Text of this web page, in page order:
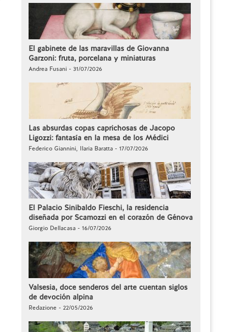
El gabinete de las maravillas de Giovanna
Garzoni: fruta, porcelana y miniaturas
Andrea Fusani - 31/07/2026
Las absurdas copas caprichosas de Jacopo
Ligozzi: fantasía en la mesa de los Médici
Federico Giannini, Ilaria Baratta - 17/07/2026
El Palacio Sinibaldo Fieschi, la residencia
diseñada por Scamozzi en el corazón de Génova
Giorgio Dellacasa - 16/07/2026
Valsesia, doce senderos del arte cuentan siglos
de devoción alpina
Redazione - 22/05/2026